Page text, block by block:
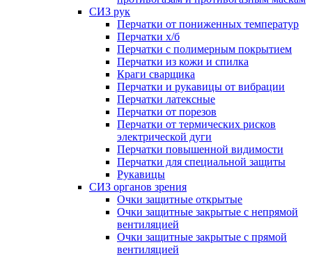
СИЗ рук
Перчатки от пониженных температур
Перчатки х/б
Перчатки с полимерным покрытием
Перчатки из кожи и спилка
Краги сварщика
Перчатки и рукавицы от вибрации
Перчатки латексные
Перчатки от порезов
Перчатки от термических рисков
электрической дуги
Перчатки повышенной видимости
Перчатки для специальной защиты
Рукавицы
СИЗ органов зрения
Очки защитные открытые
Очки защитные закрытые с непрямой
вентиляцией
Очки защитные закрытые с прямой
вентиляцией